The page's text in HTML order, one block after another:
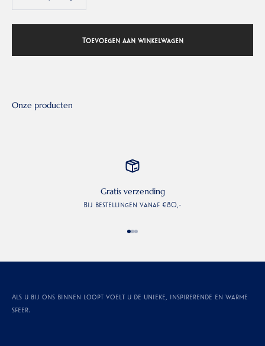
Toevoegen aan winkelwagen
Gratis verzending
Bij bestellingen vanaf €80,-
Als u bij ons binnen loopt voelt u de unieke, inspirerende en warme
sfeer.